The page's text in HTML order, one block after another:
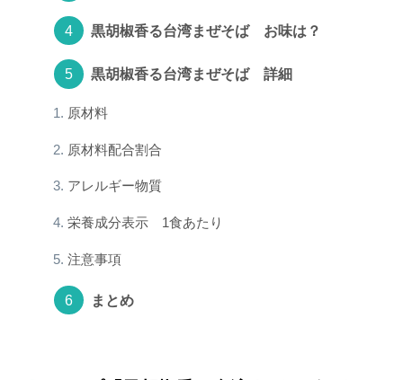
黒胡椒香る台湾まぜそば お味は？
黒胡椒香る台湾まぜそば 詳細
原材料
原材料配合割合
アレルギー物質
栄養成分表示 1食あたり
注意事項
まとめ